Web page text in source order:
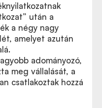
után a
a négy nagy
amelyet azután
adományozó,
meg vállalását, a
csatlakoztak hozzá